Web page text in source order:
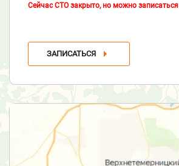
Сейчас СТО закрыто, но можно записаться
ЗАПИСАТЬСЯ